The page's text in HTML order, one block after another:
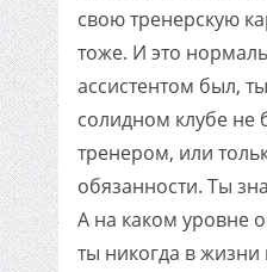
свою тренерскую
тоже. И это
ассистентом был,
солидном клубе не
тренером, или
обязанности. Ты
А на каком уровне
ты никогда в жизни